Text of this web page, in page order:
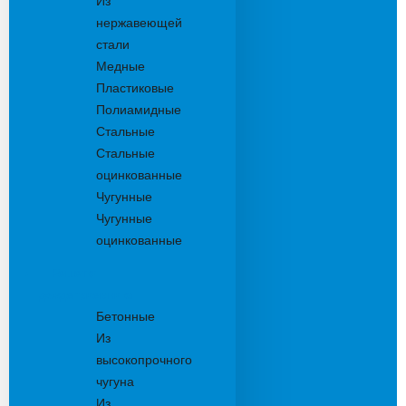
нержавеющей
стали
Медные
Пластиковые
Полиамидные
Стальные
Стальные
оцинкованные
Чугунные
Чугунные
оцинкованные
Бетонные
Из
высокопрочного
чугуна